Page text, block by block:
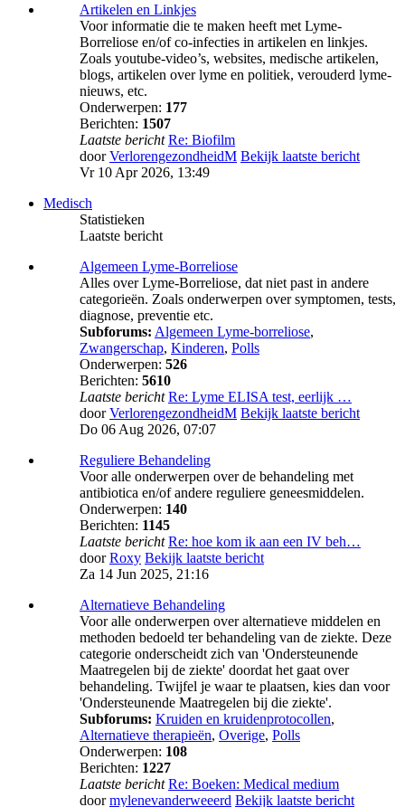
Artikelen en Linkjes
Voor informatie die te maken heeft met Lyme-
Borreliose en/of co-infecties in artikelen en linkjes.
Zoals youtube-video’s, websites, medische artikelen,
blogs, artikelen over lyme en politiek, verouderd lyme-
nieuws, etc.
Onderwerpen: 177
Berichten: 1507
Laatste bericht Re: Biofilm
doorVerlorengezondheidM Bekijk laatste bericht
Vr 10 Apr 2026, 13:49
Medisch
Statistieken
Laatste bericht
Algemeen Lyme-Borreliose
Alles over Lyme-Borreliose, dat niet past in andere
categorieën. Zoals onderwerpen over symptomen, tests,
diagnose, preventie etc.
Subforums: Algemeen Lyme-borreliose,
Zwangerschap, Kinderen, Polls
Onderwerpen: 526
Berichten: 5610
Laatste bericht Re: Lyme ELISA test, eerlijk …
doorVerlorengezondheidM Bekijk laatste bericht
Do 06 Aug 2026, 07:07
Reguliere Behandeling
Voor alle onderwerpen over de behandeling met
antibiotica en/of andere reguliere geneesmiddelen.
Onderwerpen: 140
Berichten: 1145
Laatste bericht Re: hoe kom ik aan een IV beh…
doorRoxy Bekijk laatste bericht
Za 14 Jun 2025, 21:16
Alternatieve Behandeling
Voor alle onderwerpen over alternatieve middelen en
methoden bedoeld ter behandeling van de ziekte. Deze
categorie onderscheidt zich van 'Ondersteunende
Maatregelen bij de ziekte' doordat het gaat over
behandeling. Twijfel je waar te plaatsen, kies dan voor
'Ondersteunende Maatregelen bij die ziekte'.
Subforums: Kruiden en kruidenprotocollen,
Alternatieve therapieën, Overige, Polls
Onderwerpen: 108
Berichten: 1227
Laatste bericht Re: Boeken: Medical medium
doormylenevanderweeerd Bekijk laatste bericht